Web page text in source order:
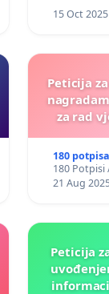
15 Oct 2025
Peticija
za rad
180 potpisa
180 Potpisi
21 Aug
Peticija